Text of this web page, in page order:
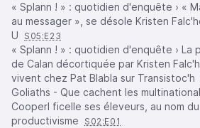
« Splann ! » : quotidien d'enquête › «
au messager », se désole Kristen
U
S05:E23
« Splann ! » : quotidien d'enquête › La
de Calan décortiquée par Kristen
vivent chez Pat Blabla sur Transistoc'h
Goliaths - Que cachent les
Cooperl ficelle ses éleveurs, au nom du
productivisme
S02:E01